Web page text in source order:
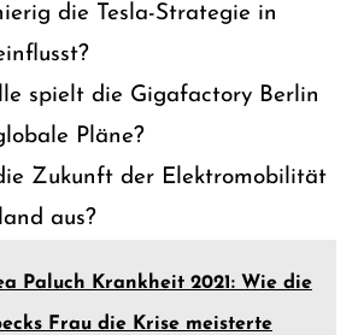
die Tesla-Strategie in
spielt die Gigafactory Berlin
Pläne?
Zukunft der Elektromobilität
aus?
Paluch Krankheit 2021: Wie die
Frau die Krise meisterte